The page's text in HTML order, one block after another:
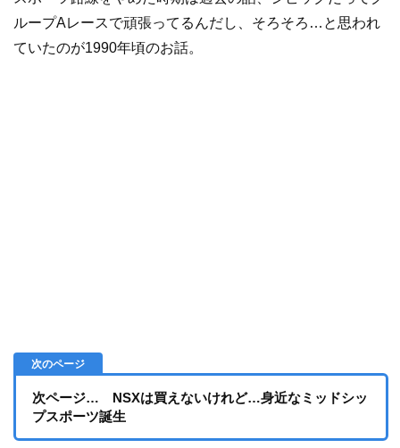
ループAレースで頑張ってるんだし、そろそろ…と思われ
ていたのが1990年頃のお話。
次ページ… NSXは買えないけれど…身近なミッドシッ
プスポーツ誕生